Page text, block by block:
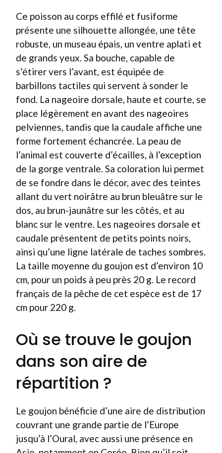
Ce poisson au corps effilé et fusiforme
présente une silhouette allongée, une tête
robuste, un museau épais, un ventre aplati et
de grands yeux. Sa bouche, capable de
s’étirer vers l’avant, est équipée de
barbillons tactiles qui servent à sonder le
fond. La nageoire dorsale, haute et courte, se
place légèrement en avant des nageoires
pelviennes, tandis que la caudale affiche une
forme fortement échancrée. La peau de
l’animal est couverte d’écailles, à l’exception
de la gorge ventrale. Sa coloration lui permet
de se fondre dans le décor, avec des teintes
allant du vert noirâtre au brun bleuâtre sur le
dos, au brun-jaunâtre sur les côtés, et au
blanc sur le ventre. Les nageoires dorsale et
caudale présentent de petits points noirs,
ainsi qu’une ligne latérale de taches sombres.
La taille moyenne du goujon est d’environ 10
cm, pour un poids à peu près 20 g. Le record
français de la pêche de cet espèce est de 17
cm pour 220 g.
Où se trouve le goujon
dans son aire de
répartition ?
Le goujon bénéficie d’une aire de distribution
couvrant une grande partie de l’Europe
jusqu’à l’Oural, avec aussi une présence en